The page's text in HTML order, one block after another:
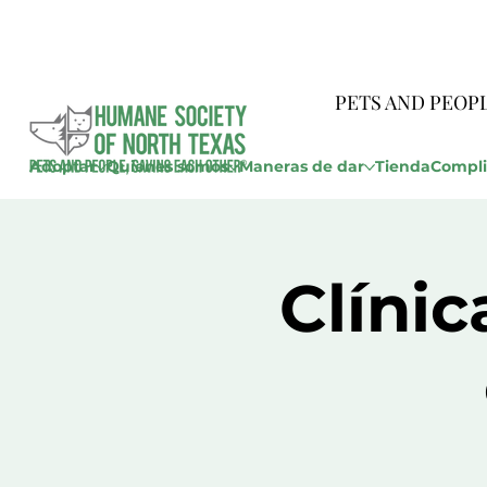
PETS AND
Adoptar Quienes somos Maneras de dar Tienda